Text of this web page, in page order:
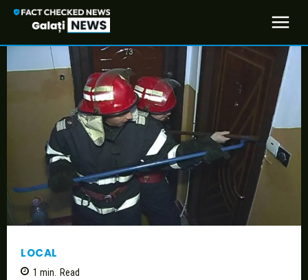
LOCAL
1 min. Read